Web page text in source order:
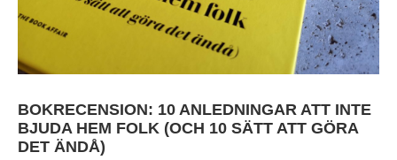
BOKRECENSION: 10 ANLEDNINGAR ATT INTE
BJUDA HEM FOLK (OCH 10 SÄTT ATT GÖRA
DET ÄNDÅ)